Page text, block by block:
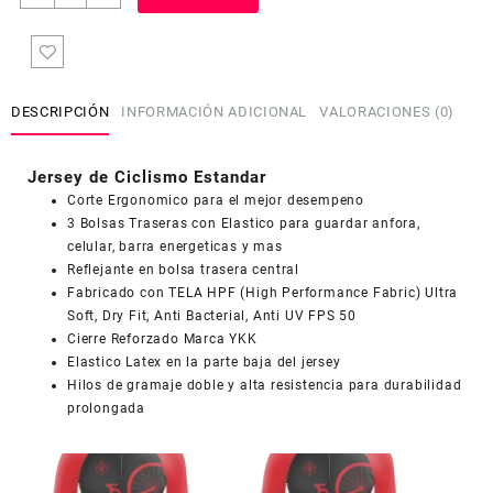
de
Estandar
DESCRIPCIÓN INFORMACIÓN ADICIONAL VALORACIONES (0)
Jersey de Ciclismo Estandar
Corte Ergonomico para el mejor desempeno
3 Bolsas Traseras con Elastico para guardar anfora,
celular, barra energeticas y mas
Reflejante en bolsa trasera central
Fabricado con TELA HPF (High Performance Fabric) Ultra
Soft, Dry Fit, Anti Bacterial, Anti UV FPS 50
Cierre Reforzado Marca YKK
Elastico Latex en la parte baja del jersey
Hilos de gramaje doble y alta resistencia para durabilidad
prolongada
COUPONX0616206802 COPIAR CÓDIGO